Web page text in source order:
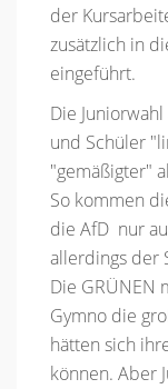
der
zusätzlich in
eingeführt.
Die
und Schüler
"gemäßigter"
So kommen
die AfD nur
allerdings der
Die GRÜNEN
Gymno die
hätten sich
können. Aber